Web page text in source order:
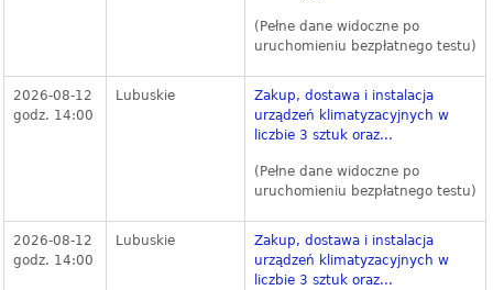
(Pełne dane widoczne po
uruchomieniu bezpłatnego testu)
2026-08-12
godz. 14:00
Lubuskie
Zakup, dostawa i instalacja
urządzeń klimatyzacyjnych w
liczbie 3 sztuk oraz...
(Pełne dane widoczne po
uruchomieniu bezpłatnego testu)
2026-08-12
godz. 14:00
Lubuskie
Zakup, dostawa i instalacja
urządzeń klimatyzacyjnych w
liczbie 3 sztuk oraz...